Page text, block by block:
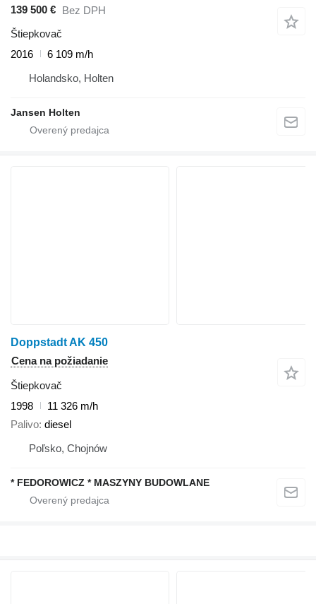
139 500 € Bez DPH
Štiepkovač
2016
6 109 m/h
Holandsko, Holten
Jansen Holten
Doppstadt AK 450
Cena na požiadanie
Štiepkovač
1998
11 326 m/h
Palivo diesel
Poľsko, Chojnów
* FEDOROWICZ * MASZYNY BUDOWLANE